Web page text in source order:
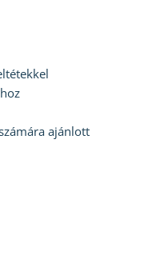
ajánlott